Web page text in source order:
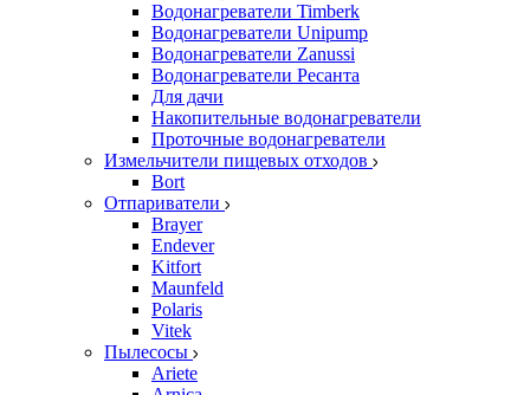
Водонагреватели Timberk
Водонагреватели Unipump
Водонагреватели Zanussi
Водонагреватели Ресанта
Для дачи
Накопительные водонагреватели
Проточные водонагреватели
Измельчители пищевых отходов
Bort
Отпариватели
Brayer
Endever
Kitfort
Maunfeld
Polaris
Vitek
Пылесосы
Ariete